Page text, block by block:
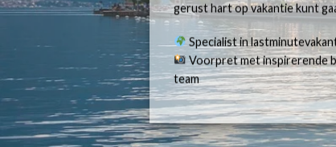
gerust hart op vakantie kunt
Specialist in
Voorpret met inspirerende
team